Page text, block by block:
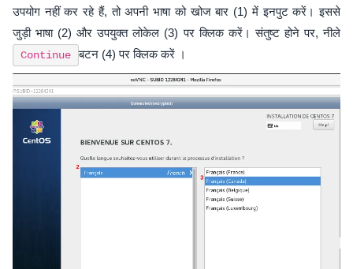
उपयोग नहीं कर रहे हैं, तो अपनी भाषा को खोज बार (1) में इनपुट करें। इससे
जुड़ी भाषा (2) और उपयुक्त लोकेल (3) पर क्लिक करें। संतुष्ट होने पर, नीले
Continue बटन (4) पर क्लिक करें ।